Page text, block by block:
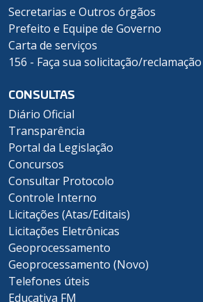
Secretarias e Outros órgãos
Prefeito e Equipe de Governo
Carta de serviços
156 - Faça sua solicitação/reclamação
CONSULTAS
Diário Oficial
Transparência
Portal da Legislação
Concursos
Consultar Protocolo
Controle Interno
Licitações (Atas/Editais)
Licitações Eletrônicas
Geoprocessamento
Geoprocessamento (Novo)
Telefones úteis
Educativa FM